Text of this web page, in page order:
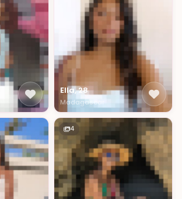
Ella, 28
Madagascar
4